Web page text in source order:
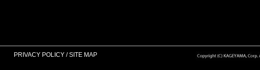
PRIVACY POLICY /SITE MAP